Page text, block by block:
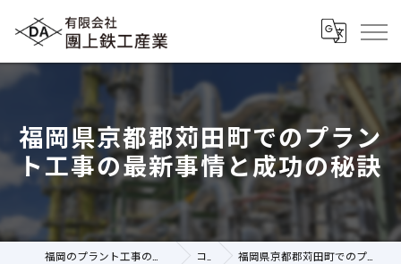
福岡県京都郡苅田町でのプラン
ト工事の最新事情と成功の秘訣
コラム 福岡県京都郡苅田町でのプラント工事の最新事情と成功の秘訣